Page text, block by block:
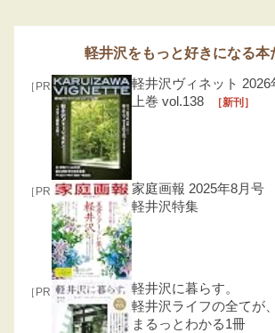
軽井沢をもっと好きになる本
［PR］
軽井沢ヴィネット 2026
上巻 vol.138
［新刊］
［PR］
家庭画報 2025年8月号
軽井沢特集
［PR］
軽井沢に暮らす。
軽井沢ライフの全てが、
まるっとわかる1冊